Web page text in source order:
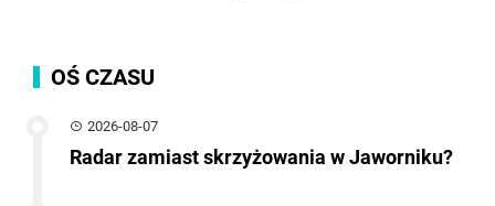
OŚ CZASU
2026-08-07
Radar zamiast skrzyżowania w Jaworniku?